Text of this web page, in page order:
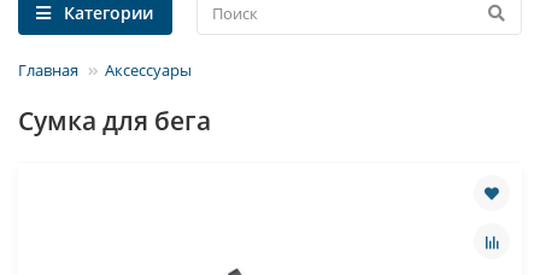
Категории
Главная Аксессуары
Сумка для бега